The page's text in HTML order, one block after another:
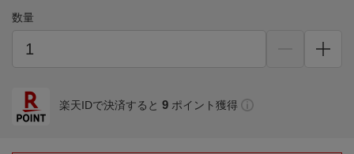
数量
楽天IDで決済すると 9 ポイント獲得